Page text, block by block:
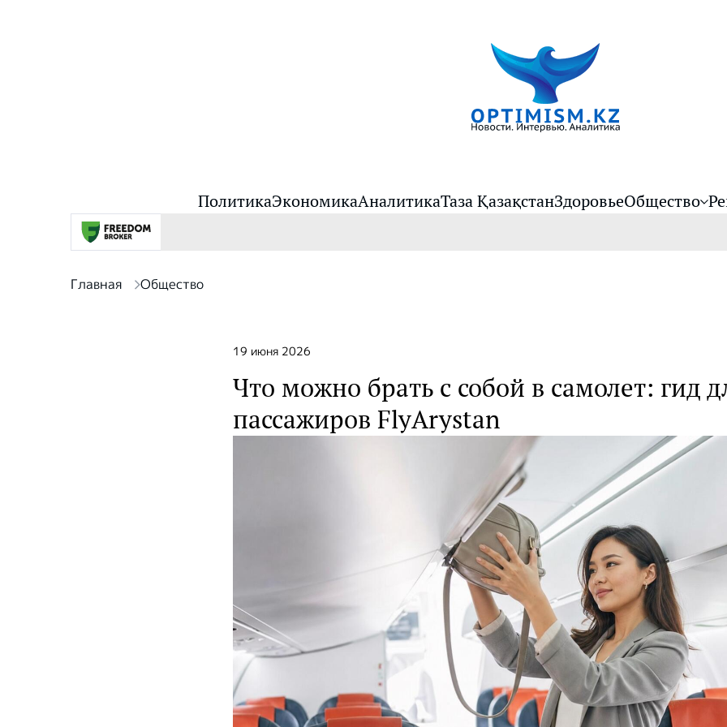
ПолитикаЭкономикаАналитикаТаза ҚазақстанЗдоровьеОбщество
Главная Общество
19 июня 2026
Что можно брать с собой в самолет: гид
пассажиров FlyArystan